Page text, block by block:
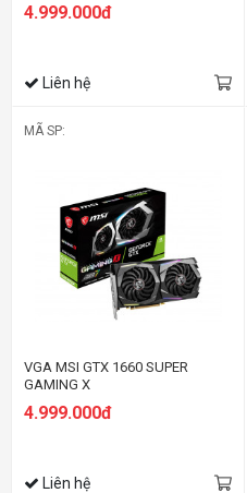
4.999.000đ
Liên hệ
MÃ SP:
VGA MSI GTX 1660 SUPER
GAMING X
4.999.000đ
Liên hệ